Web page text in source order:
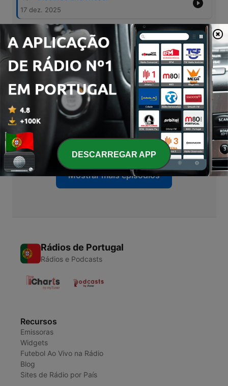
17 dez. 2025
La voz que se volvió dictador. Hitler (7de7)
11 dez. 2025
38 - La voz que se volvió dictador. Hitler (6de7)
37 Biografía viva de Barak Obama
27 nov. 2025
La voz que se volvió dictador. Hitler (5 de 7)
24 nov. 2025
Mostrar mais episódios
Rádios de Portugal
Rádios e Podcasts
Recursos
Emissoras
Widgets
Futebol Ao Vivo na Rádio
Blog
Sites de Rádio por País
DESCARREGAR APP